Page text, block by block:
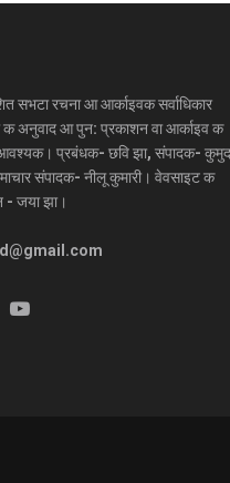
सभटा रचना आ आर्काइवक सर्वाधिकार
क अनुवाद आ पुन: प्रकाशन वा आर्काइव क
प्रबंधक- छवि झा, संपादक- कुमुद
संपादक- नीलू कुमारी। वेवसाइट क
- जया झा।